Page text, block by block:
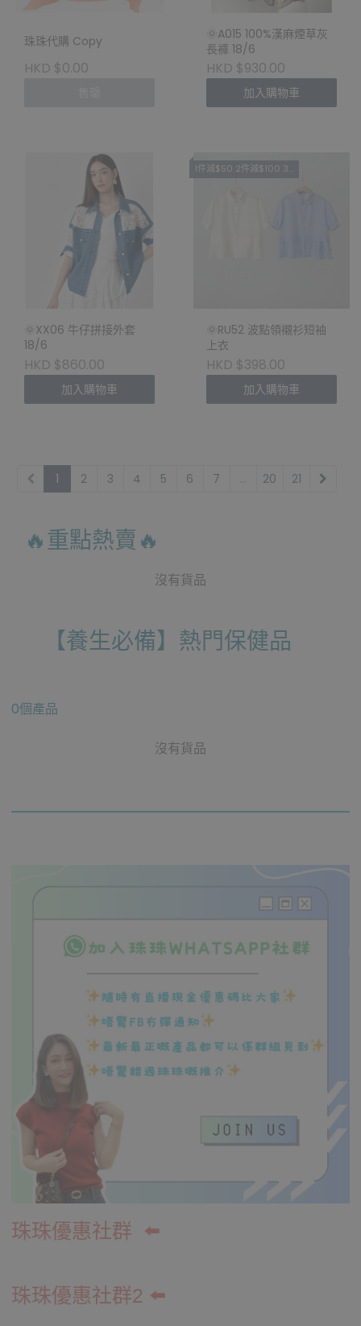
珠珠代購 Copy
HKD $0.00
🌞A015 100%漢麻煙草灰
長褲 18/6
HKD $930.00
加入購物車
🌞XX06 牛仔拼接外套
18/6
HKD $860.00
加入購物車
1件減$50 2件減$100 3件減$180 RU
🌞RU52 波點領襯衫短袖
上衣
HKD $398.00
加入購物車
1 2 3 4 5 6 7 ... 20 21
🔥重點熱賣🔥
沒有貨品
【養生必備】熱門保健品
0個產品
沒有貨品
珠珠優惠社群 ⬅️
珠珠優惠社群2 ⬅️